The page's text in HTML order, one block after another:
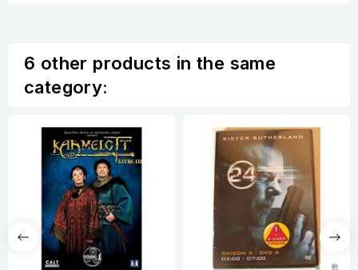
6 other products in the same
category: